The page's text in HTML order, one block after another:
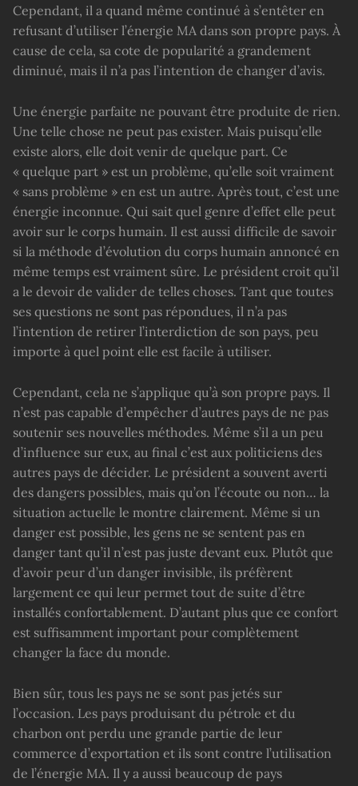
Cependant, il a quand même continué à s’entêter en
refusant d’utiliser l’énergie MA dans son propre pays. À
cause de cela, sa cote de popularité a grandement
diminué, mais il n’a pas l’intention de changer d’avis.
Une énergie parfaite ne pouvant être produite de rien.
Une telle chose ne peut pas exister. Mais puisqu’elle
existe alors, elle doit venir de quelque part. Ce
« quelque part » est un problème, qu’elle soit vraiment
« sans problème » en est un autre. Après tout, c’est une
énergie inconnue. Qui sait quel genre d’effet elle peut
avoir sur le corps humain. Il est aussi difficile de savoir
si la méthode d’évolution du corps humain annoncé en
même temps est vraiment sûre. Le président croit qu’il
a le devoir de valider de telles choses. Tant que toutes
ses questions ne sont pas répondues, il n’a pas
l’intention de retirer l’interdiction de son pays, peu
importe à quel point elle est facile à utiliser.
Cependant, cela ne s’applique qu’à son propre pays. Il
n’est pas capable d’empêcher d’autres pays de ne pas
soutenir ses nouvelles méthodes. Même s’il a un peu
d’influence sur eux, au final c’est aux politiciens des
autres pays de décider. Le président a souvent averti
des dangers possibles, mais qu’on l’écoute ou non… la
situation actuelle le montre clairement. Même si un
danger est possible, les gens ne se sentent pas en
danger tant qu’il n’est pas juste devant eux. Plutôt que
d’avoir peur d’un danger invisible, ils préfèrent
largement ce qui leur permet tout de suite d’être
installés confortablement. D’autant plus que ce confort
est suffisamment important pour complètement
changer la face du monde.
Bien sûr, tous les pays ne se sont pas jetés sur
l’occasion. Les pays produisant du pétrole et du
charbon ont perdu une grande partie de leur
commerce d’exportation et ils sont contre l’utilisation
de l’énergie MA. Il y a aussi beaucoup de pays